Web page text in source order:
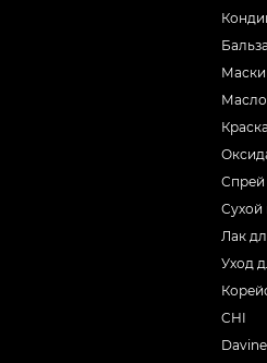
Маски
Масло
Спрей
Лак
Уход
CHI